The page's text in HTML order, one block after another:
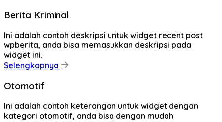
Berita Kriminal
Ini adalah contoh deskripsi untuk widget recent post
wpberita, anda bisa memasukkan deskripsi pada
widget ini.
Selengkapnya
Otomotif
Ini adalah contoh keterangan untuk widget dengan
kategori otomotif, anda bisa dengan mudah